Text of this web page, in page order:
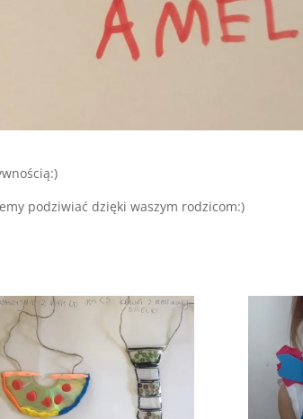
podziwiać dzięki waszym rodzicom:)